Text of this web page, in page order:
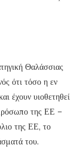
Θαλάσσιας
ότι τόσο η εν
έχουν υιοθετηθεί
της ΕΕ –
της ΕΕ, το
του.